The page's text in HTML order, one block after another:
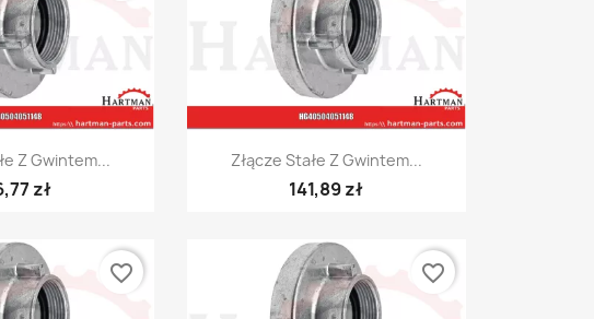
podgląd
Z Gwintem...
zł
Szybki podgląd
Złącze Stałe Z Gwintem...
141,89 zł
favorite_border favorite_border